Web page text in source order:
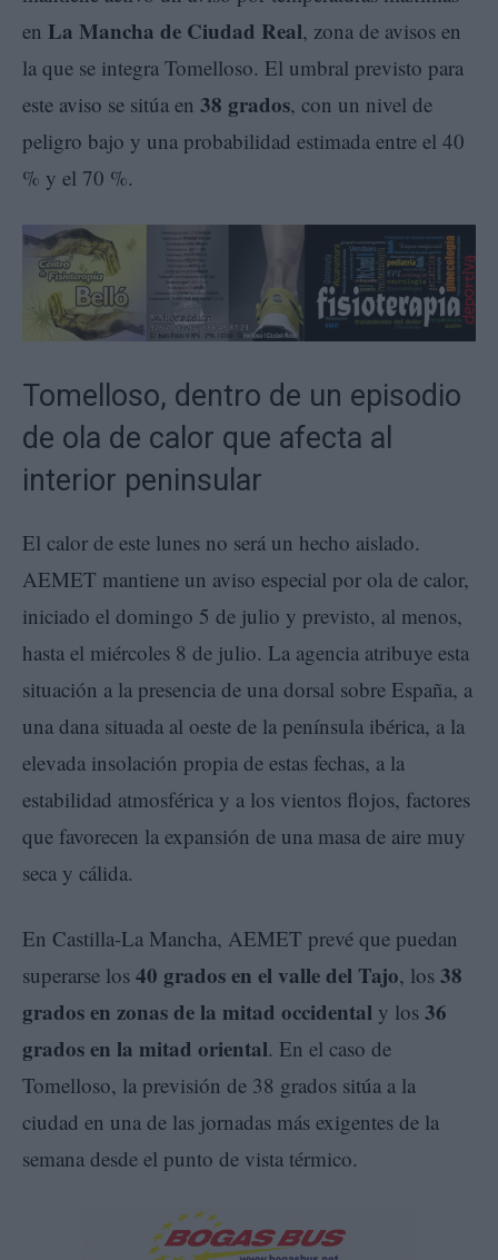
en La Mancha de Ciudad Real, zona de avisos en
la que se integra Tomelloso. El umbral previsto para
este aviso se sitúa en 38 grados, con un nivel de
peligro bajo y una probabilidad estimada entre el 40
% y el 70 %.
Tomelloso, dentro de un episodio
de ola de calor que afecta al
interior peninsular
El calor de este lunes no será un hecho aislado.
AEMET mantiene un aviso especial por ola de calor,
iniciado el domingo 5 de julio y previsto, al menos,
hasta el miércoles 8 de julio. La agencia atribuye esta
situación a la presencia de una dorsal sobre España, a
una dana situada al oeste de la península ibérica, a la
elevada insolación propia de estas fechas, a la
estabilidad atmosférica y a los vientos flojos, factores
que favorecen la expansión de una masa de aire muy
seca y cálida.
En Castilla-La Mancha, AEMET prevé que puedan
superarse los 40 grados en el valle del Tajo, los 38
grados en zonas de la mitad occidental y los 36
grados en la mitad oriental. En el caso de
Tomelloso, la previsión de 38 grados sitúa a la
ciudad en una de las jornadas más exigentes de la
semana desde el punto de vista térmico.